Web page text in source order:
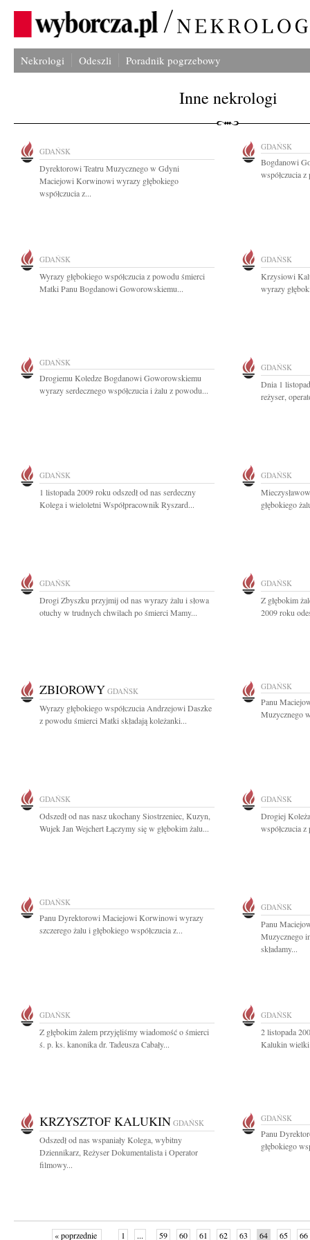
Nekrologi Odeszli Poradnik pogrzebowy
Inne nekrologi
GDAŃSK
Dyrektorowi Teatru Muzycznego w Gdyni
Maciejowi Korwinowi wyrazy głębokiego
współczucia z...
GDAŃSK
Bogdanowi
współczucia
GDAŃSK
Wyrazy głębokiego współczucia z powodu śmierci
Matki Panu Bogdanowi Goworowskiemu...
GDAŃSK
Krzysiowi
wyrazy
GDAŃSK
Drogiemu Koledze Bogdanowi Goworowskiemu
wyrazy serdecznego współczucia i żalu z powodu...
GDAŃSK
Dnia 1
reżyser,
GDAŃSK
1 listopada 2009 roku odszedł od nas serdeczny
Kolega i wieloletni Współpracownik Ryszard...
GDAŃSK
głębokiego
GDAŃSK
Drogi Zbyszku przyjmij od nas wyrazy żalu i słowa
otuchy w trudnych chwilach po śmierci Mamy...
GDAŃSK
Z głębokim
2009 roku
ZBIOROWY GDAŃSK
Wyrazy głębokiego współczucia Andrzejowi Daszke
z powodu śmierci Matki składają koleżanki...
GDAŃSK
Panu
Muzycznego
GDAŃSK
Odszedł od nas nasz ukochany Siostrzeniec, Kuzyn,
Wujek Jan Wejchert Łączymy się w głębokim żalu...
GDAŃSK
Drogiej
współczucia
GDAŃSK
Panu Dyrektorowi Maciejowi Korwinowi wyrazy
szczerego żalu i głębokiego współczucia z...
GDAŃSK
Panu
Muzycznego
składamy...
GDAŃSK
Z głębokim żalem przyjęliśmy wiadomość o śmierci
ś. p. ks. kanonika dr. Tadeusza Cabały...
GDAŃSK
2 listopada
Kalukin wielki
KRZYSZTOF KALUKIN GDAŃSK
Odszedł od nas wspaniały Kolega, wybitny
Dziennikarz, Reżyser Dokumentalista i Operator
filmowy...
GDAŃSK
Panu
głębokiego
« poprzednie 1 ... 59 60 61 62 63 64 65 66